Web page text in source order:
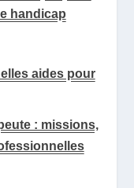
handicap
aides pour
: missions,